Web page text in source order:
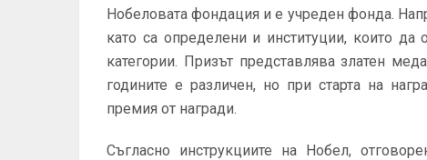
Нобеловата фондация и е учреден фонда.
като са определени и институции, които да
категории. Призът представлява златен
годините е различен, но при старта на
премия от награди.
Съгласно инструкциите на Нобел,